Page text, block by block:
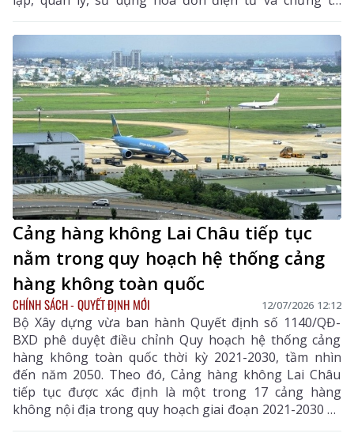
điện tử, góp phần chuẩn hóa dữ liệu, tăng cường hiệu
quả quản lý thuế, bảo đảm tính minh bạch, chính xác
trong các giao dịch mua bán hàng hóa, cung cấp dịch
vụ, đồng thời tạo thuận lợi cho tổ chức, doanh nghiệp
và người dân trong quá trình thực hiện nghĩa vụ thuế.
Cảng hàng không Lai Châu tiếp tục
nằm trong quy hoạch hệ thống cảng
hàng không toàn quốc
CHÍNH SÁCH - QUYẾT ĐỊNH MỚI 12/07/2026 12:12
Bộ Xây dựng vừa ban hành Quyết định số 1140/QĐ-
BXD phê duyệt điều chỉnh Quy hoạch hệ thống cảng
hàng không toàn quốc thời kỳ 2021-2030, tầm nhìn
đến năm 2050. Theo đó, Cảng hàng không Lai Châu
tiếp tục được xác định là một trong 17 cảng hàng
không nội địa trong quy hoạch giai đoạn 2021-2030 và
tầm nhìn đến năm 2050.